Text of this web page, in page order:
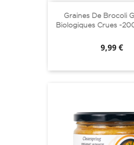
Graines De Brocoli
Biologiques Crues -
Prix
9,99 €